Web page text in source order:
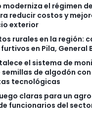
moderniza el régimen
reducir costos y
exterior
rurales en la región:
en Pila, General
el sistema de
de algodón con
tecnológicas
claras para un
funcionarios del